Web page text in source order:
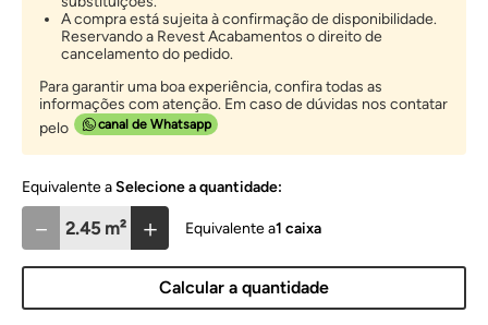
A compra está sujeita à confirmação de disponibilidade.
Reservando a Revest Acabamentos o direito de
cancelamento do pedido.
Para garantir uma boa experiência, confira todas as
informações com atenção. Em caso de dúvidas nos contatar
pelo
canal de Whatsapp
＋
－
Selecione a quantidade:
1 caixa
Calcular a quantidade